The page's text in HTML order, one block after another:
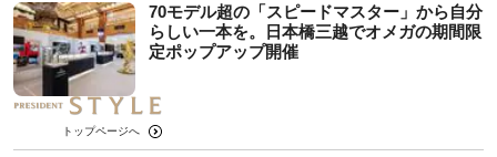
70モデル超の「スピードマスター」から自分
らしい一本を。日本橋三越でオメガの期間限
定ポップアップ開催
トップページへ